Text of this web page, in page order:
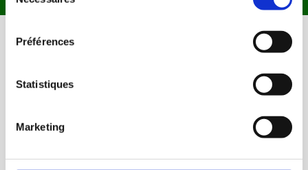
consentement
Préférences
Statistiques
Marketing
DE NOS CLIENTES AVEC LE CHALLENGE
(Glissez vers la droite avec la flèche rose )